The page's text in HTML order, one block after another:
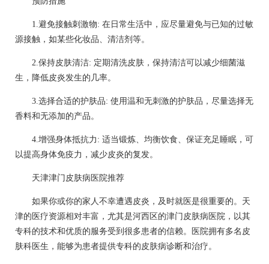
1.避免接触刺激物: 在日常生活中，应尽量避免与已知的过敏
源接触，如某些化妆品、清洁剂等。
2.保持皮肤清洁: 定期清洗皮肤，保持清洁可以减少细菌滋
生，降低皮炎发生的几率。
3.选择合适的护肤品: 使用温和无刺激的护肤品，尽量选择无
香料和无添加的产品。
4.增强身体抵抗力: 适当锻炼、均衡饮食、保证充足睡眠，可
以提高身体免疫力，减少皮炎的复发。
天津津门皮肤病医院推荐
如果你或你的家人不幸遭遇皮炎，及时就医是很重要的。天
津的医疗资源相对丰富，尤其是河西区的津门皮肤病医院，以其
专科的技术和优质的服务受到很多患者的信赖。医院拥有多名皮
肤科医生，能够为患者提供专科的皮肤病诊断和治疗。